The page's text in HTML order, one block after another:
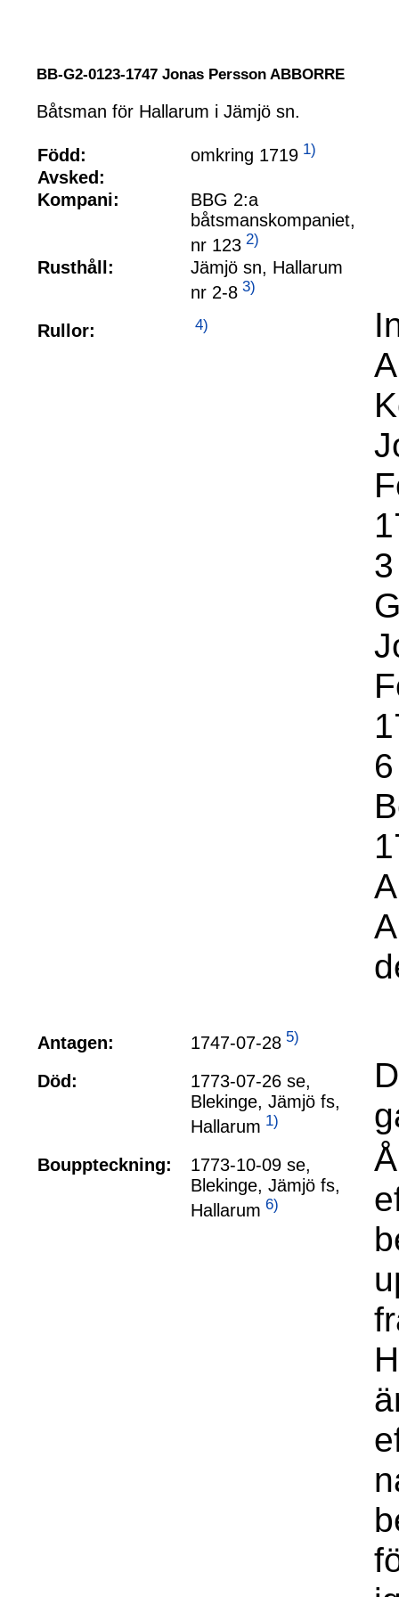
BB-G2-0123-1747 Jonas Persson ABBORRE
Båtsman för Hallarum i Jämjö sn.
Född: omkring 1719 1)
Avsked:
Kompani:
BBG 2:a
båtsmanskompaniet,
nr 123 2)
Rusthåll:
Jämjö sn, Hallarum
nr 2-8 3)
Rullor: 4)
Antagen: 1747-07-28 5)
Död:
1773-07-26 se,
Blekinge, Jämjö fs,
Hallarum 1)
Bouppteckning:
1773-10-09 se,
Blekinge, Jämjö fs,
Hallarum 6)